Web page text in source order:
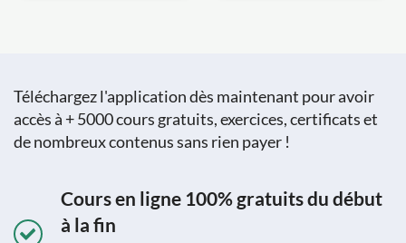
Téléchargez l'application dès maintenant pour avoir
accès à + 5000 cours gratuits, exercices, certificats et
de nombreux contenus sans rien payer !
Cours en ligne 100% gratuits du début
à la fin